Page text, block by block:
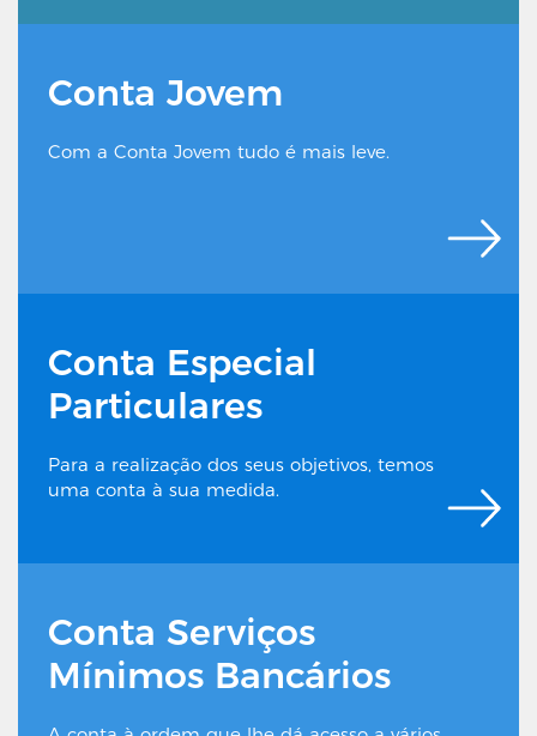
Conta Jovem
Com a Conta Jovem tudo é mais leve.
Conta Especial
Particulares
Para a realização dos seus objetivos, temos
uma conta à sua medida.
Conta Serviços
Mínimos Bancários